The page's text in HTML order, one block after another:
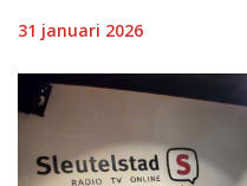
31 januari 2026